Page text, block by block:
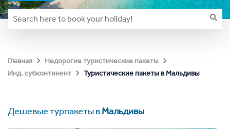
Главная
Недорогие туристические пакеты
Инд. субконтинент
Туристические пакеты в Мальдивы
Дешевые турпакеты вМальдивы